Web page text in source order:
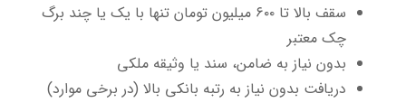
سقف بالا تا ۶۰۰ میلیون تومان تنها با یک یا چند برگ
چک معتبر
بدون نیاز به ضامن، سند یا وثیقه ملکی
دریافت بدون نیاز به رتبه بانکی بالا (در برخی موارد)